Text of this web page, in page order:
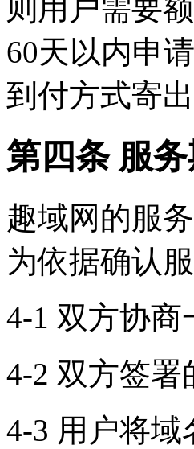
则用户需要
60天以内申
到付方式寄出
第四条 服
趣域网的服
为依据确认
4-1 双方协
4-2 双方签
4-3 用户将